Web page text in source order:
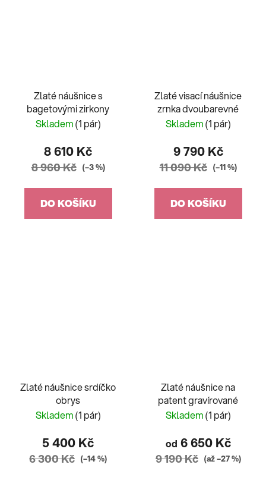
Zlaté náušnice s
bagetovými zirkony
Skladem(1 pár)
8 610 Kč
8 960 Kč (–3 %)
DO KOŠÍKU
Zlaté visací náušnice
zrnka dvoubarevné
Skladem(1 pár)
9 790 Kč
11 090 Kč (–11 %)
DO KOŠÍKU
Zlaté náušnice srdíčko
obrys
Skladem(1 pár)
5 400 Kč
6 300 Kč (–14 %)
Zlaté náušnice na
patent gravírované
Skladem(1 pár)
od 6 650 Kč
9 190 Kč (až –27 %)